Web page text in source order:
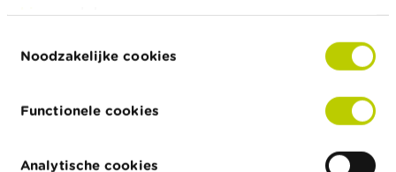
hierraadplegen.
Noodzakelijke cookies
Functionele cookies
Analytische cookies
o
o
15/07/2026